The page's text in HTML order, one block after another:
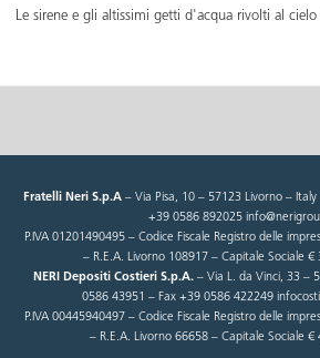
Le sirene e gli altissimi getti d'acqua rivolti al
Fratelli Neri S.p.A – Via Pisa, 10 – 57123 Livorno –
+39 0586 892025
P.IVA 01201490495 – Codice Fiscale Registro delle
– R.E.A. Livorno 108917 – Capitale Sociale €
NERI Depositi Costieri S.p.A.– Via L. da Vinci, 33 –
0586 43951 – Fax +39 0586 422249
P.IVA 00445940497 – Codice Fiscale Registro delle
– R.E.A. Livorno 66658 – Capitale Sociale €